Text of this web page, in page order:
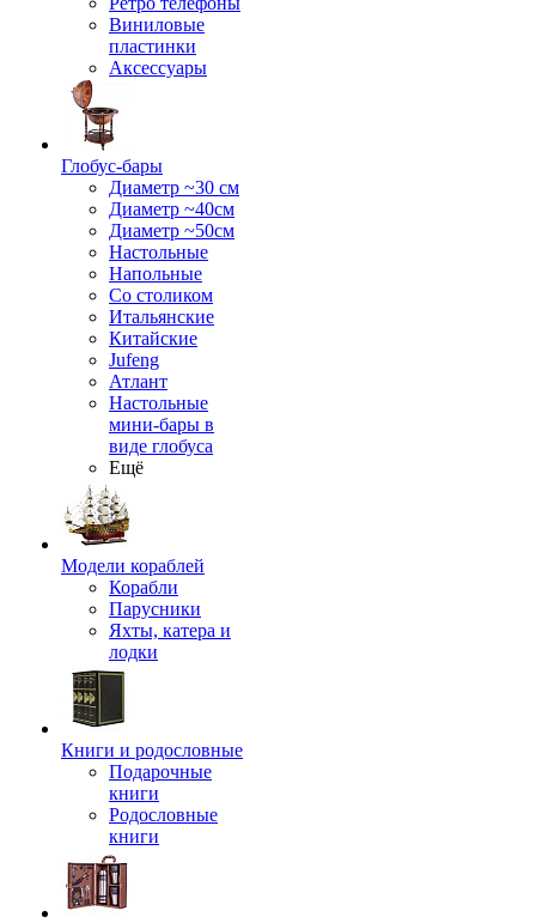
Виниловые
пластинки
Аксессуары
Глобус-бары
Диаметр ~30 см
Диаметр ~40см
Диаметр ~50см
Настольные
Напольные
Со столиком
Итальянские
Китайские
Jufeng
Атлант
Настольные
мини-бары в
виде глобуса
Ещё
Модели кораблей
Корабли
Парусники
Яхты, катера и
лодки
Книги и родословные
Подарочные
книги
Родословные
книги